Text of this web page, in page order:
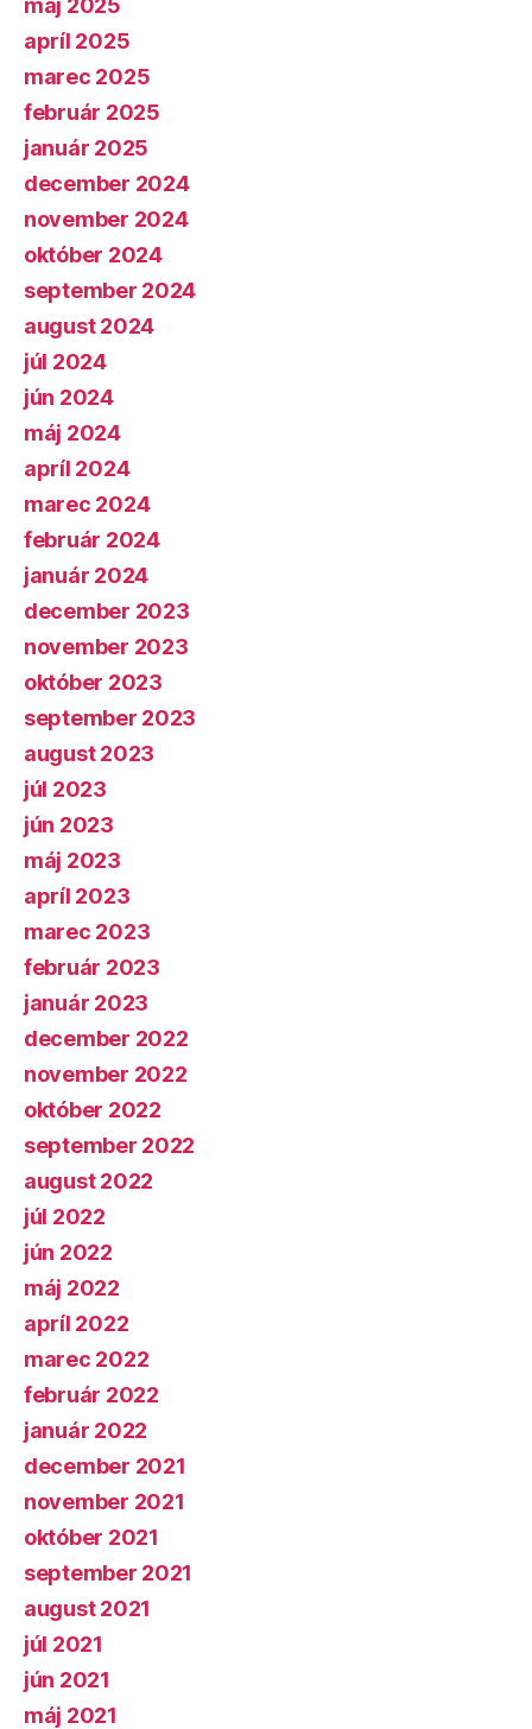
máj 2025
apríl 2025
marec 2025
február 2025
január 2025
december 2024
november 2024
október 2024
september 2024
august 2024
júl 2024
jún 2024
máj 2024
apríl 2024
marec 2024
február 2024
január 2024
december 2023
november 2023
október 2023
september 2023
august 2023
júl 2023
jún 2023
máj 2023
apríl 2023
marec 2023
február 2023
január 2023
december 2022
november 2022
október 2022
september 2022
august 2022
júl 2022
jún 2022
máj 2022
apríl 2022
marec 2022
február 2022
január 2022
december 2021
november 2021
október 2021
september 2021
august 2021
júl 2021
jún 2021
máj 2021